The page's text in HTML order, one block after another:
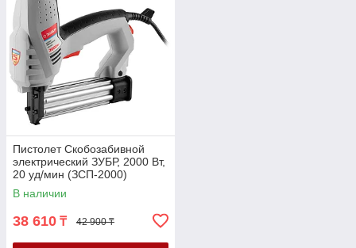
Пистолет Скобозабивной
электрический ЗУБР, 2000 Вт,
20 уд/мин (ЗСП-2000)
В наличии
38 610 ₸ 42 900 ₸